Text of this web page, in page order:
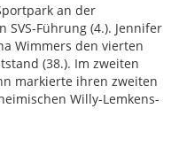
an der
Führung (4.). Jennifer
Wimmers den vierten
(38.). Im zweiten
markierte ihren zweiten
Willy-Lemkens-